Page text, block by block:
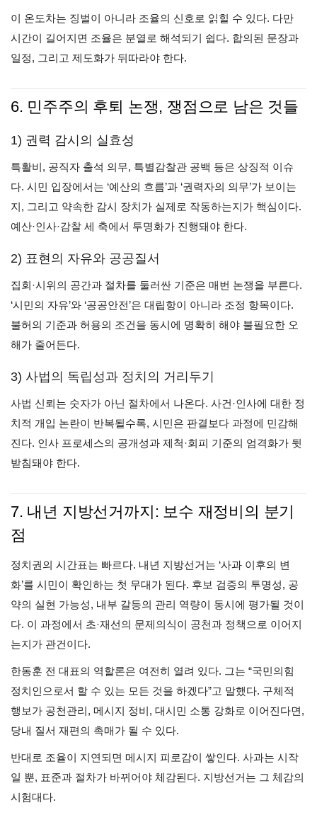
이 온도차는 징벌이 아니라 조율의 신호로 읽힐 수 있다. 다만
시간이 길어지면 조율은 분열로 해석되기 쉽다. 합의된 문장과
일정, 그리고 제도화가 뒤따라야 한다.
6. 민주주의 후퇴 논쟁, 쟁점으로 남은 것들
1) 권력 감시의 실효성
특활비, 공직자 출석 의무, 특별감찰관 공백 등은 상징적 이슈
다. 시민 입장에서는 ‘예산의 흐름’과 ‘권력자의 의무’가 보이는
지, 그리고 약속한 감시 장치가 실제로 작동하는지가 핵심이다.
예산·인사·감찰 세 축에서 투명화가 진행돼야 한다.
2) 표현의 자유와 공공질서
집회·시위의 공간과 절차를 둘러싼 기준은 매번 논쟁을 부른다.
‘시민의 자유’와 ‘공공안전’은 대립항이 아니라 조정 항목이다.
불허의 기준과 허용의 조건을 동시에 명확히 해야 불필요한 오
해가 줄어든다.
3) 사법의 독립성과 정치의 거리두기
사법 신뢰는 숫자가 아닌 절차에서 나온다. 사건·인사에 대한 정
치적 개입 논란이 반복될수록, 시민은 판결보다 과정에 민감해
진다. 인사 프로세스의 공개성과 제척·회피 기준의 엄격화가 뒷
받침돼야 한다.
7. 내년 지방선거까지: 보수 재정비의 분기
점
정치권의 시간표는 빠르다. 내년 지방선거는 ‘사과 이후의 변
화’를 시민이 확인하는 첫 무대가 된다. 후보 검증의 투명성, 공
약의 실현 가능성, 내부 갈등의 관리 역량이 동시에 평가될 것이
다. 이 과정에서 초·재선의 문제의식이 공천과 정책으로 이어지
는지가 관건이다.
한동훈 전 대표의 역할론은 여전히 열려 있다. 그는 “국민의힘
정치인으로서 할 수 있는 모든 것을 하겠다”고 말했다. 구체적
행보가 공천관리, 메시지 정비, 대시민 소통 강화로 이어진다면,
당내 질서 재편의 촉매가 될 수 있다.
반대로 조율이 지연되면 메시지 피로감이 쌓인다. 사과는 시작
일 뿐, 표준과 절차가 바뀌어야 체감된다. 지방선거는 그 체감의
시험대다.